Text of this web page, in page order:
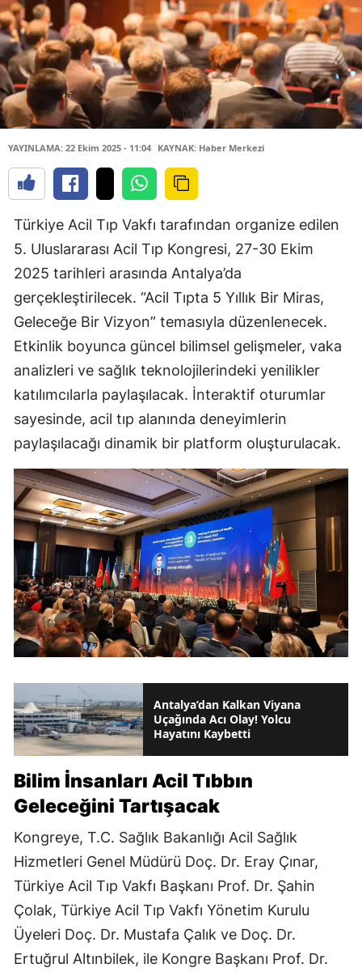
YAYINLAMA: 22 Ekim 2025 - 11:04 KAYNAK: Haber Merkezi
Türkiye Acil Tıp Vakfı tarafından organize edilen
5. Uluslararası Acil Tıp Kongresi, 27-30 Ekim
2025 tarihleri arasında Antalya’da
gerçekleştirilecek. “Acil Tıpta 5 Yıllık Bir Miras,
Geleceğe Bir Vizyon” temasıyla düzenlenecek.
Etkinlik boyunca güncel bilimsel gelişmeler, vaka
analizleri ve sağlık teknolojilerindeki yenilikler
katılımcılarla paylaşılacak. İnteraktif oturumlar
sayesinde, acil tıp alanında deneyimlerin
paylaşılacağı dinamik bir platform oluşturulacak.
Antalya’dan Kalkan Viyana
Uçağında Acı Olay! Yolcu
Hayatını Kaybetti
Bilim İnsanları Acil Tıbbın
Geleceğini Tartışacak
Kongreye, T.C. Sağlık Bakanlığı Acil Sağlık
Hizmetleri Genel Müdürü Doç. Dr. Eray Çınar,
Türkiye Acil Tıp Vakfı Başkanı Prof. Dr. Şahin
Çolak, Türkiye Acil Tıp Vakfı Yönetim Kurulu
Üyeleri Doç. Dr. Mustafa Çalık ve Doç. Dr.
Ertuğrul Altınbilek, ile Kongre Başkanı Prof. Dr.